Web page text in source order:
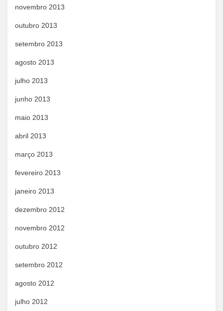
novembro 2013
outubro 2013
setembro 2013
agosto 2013
julho 2013
junho 2013
maio 2013
abril 2013
março 2013
fevereiro 2013
janeiro 2013
dezembro 2012
novembro 2012
outubro 2012
setembro 2012
agosto 2012
julho 2012